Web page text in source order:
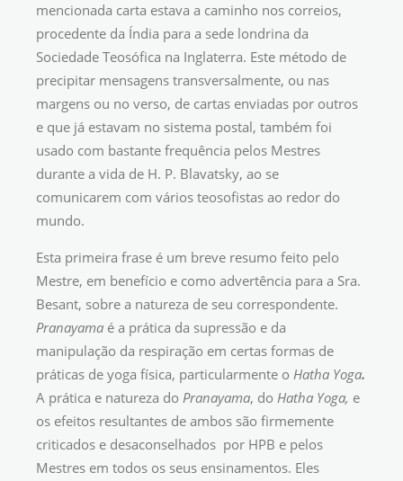
mencionada carta estava a caminho nos correios,
procedente da Índia para a sede londrina da
Sociedade Teosófica na Inglaterra. Este método de
precipitar mensagens transversalmente, ou nas
margens ou no verso, de cartas enviadas por outros
e que já estavam no sistema postal, também foi
usado com bastante frequência pelos Mestres
durante a vida de H. P. Blavatsky, ao se
comunicarem com vários teosofistas ao redor do
mundo.
Esta primeira frase é um breve resumo feito pelo
Mestre, em benefício e como advertência para a Sra.
Besant, sobre a natureza de seu correspondente.
Pranayama é a prática da supressão e da
manipulação da respiração em certas formas de
práticas de yoga física, particularmente o Hatha Yoga.
A prática e natureza do Pranayama, do Hatha Yoga, e
os efeitos resultantes de ambos são firmemente
criticados e desaconselhados por HPB e pelos
Mestres em todos os seus ensinamentos. Eles